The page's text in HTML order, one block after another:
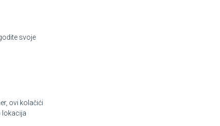
svoje
ovi kolačići
lokacija